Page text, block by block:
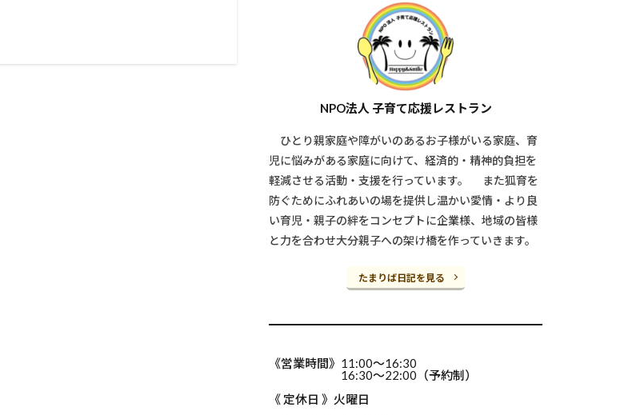
NPO法人 子育て応援レストラン
ひとり親家庭や障がいのあるお子様がいる家庭、育
児に悩みがある家庭に向けて、経済的・精神的負担を
軽減させる活動・支援を行っています。 また狐育を
防ぐためにふれあいの場を提供し温かい愛情・より良
い育児・親子の絆をコンセプトに企業様、地域の皆様
と力を合わせ大分親子への架け橋を作っていきます。
たまりば日記を見る
《営業時間》11:00～16:30
16:30～22:00（予約制）
《 定休日 》火曜日